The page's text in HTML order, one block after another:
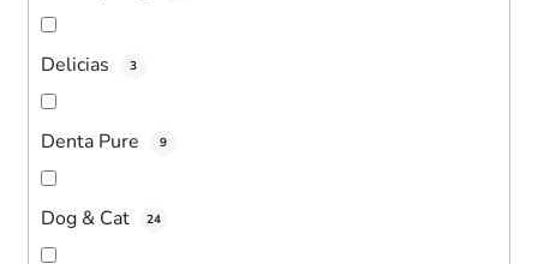
Delicias 3
Denta Pure 9
Dog & Cat 24